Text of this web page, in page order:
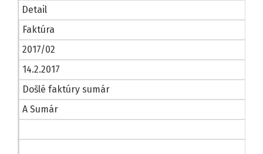
Detail
Faktúra
2017/02
14.2.2017
Došlé faktúry sumár
A Sumár